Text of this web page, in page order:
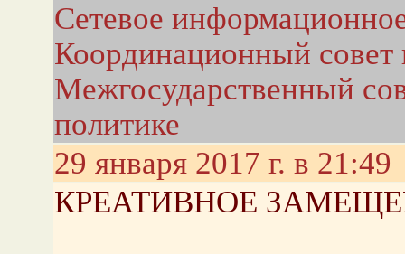
Сетевое
Координационный совет
Межгосударственный
политике
29 января 2017 г. в 21:49
КРЕАТИВНОЕ